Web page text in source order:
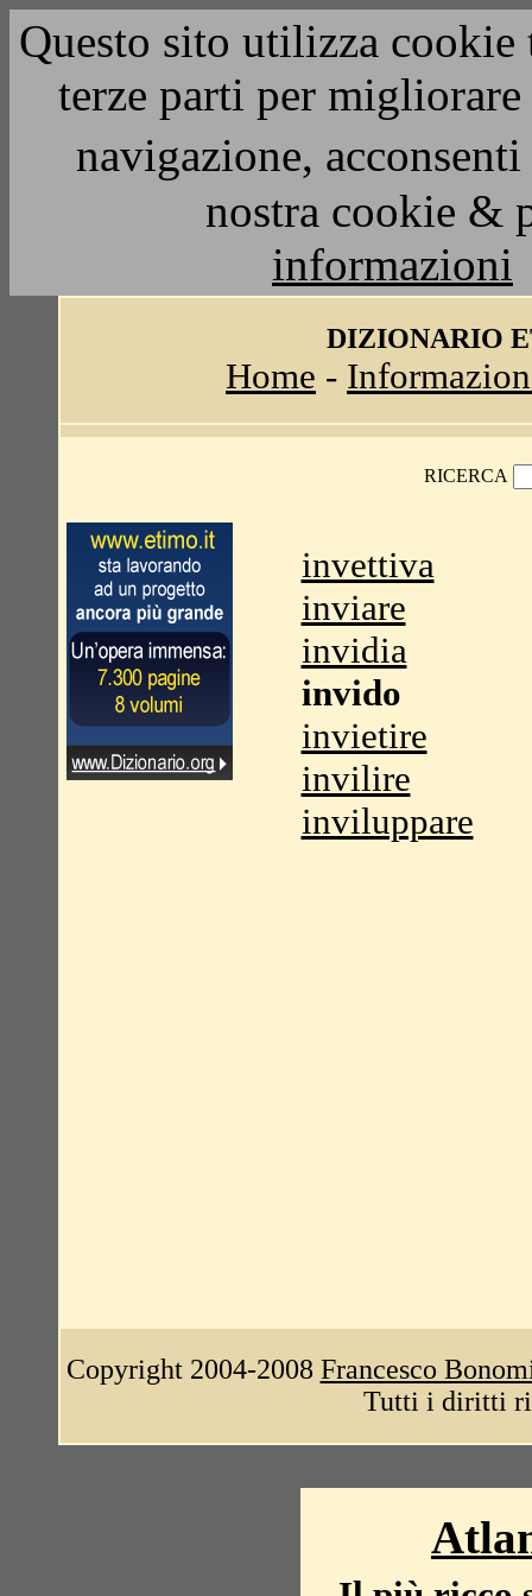
Questo sito utilizza
terze parti per
navigazione,
nostra cookie &
informazioni
DIZIONARIO
Home -
RICERCA
invettiva
inviare
invidia
invido
invietire
invilire
inviluppare
Copyright 2004-2008 Francesco
Tutti i diritti